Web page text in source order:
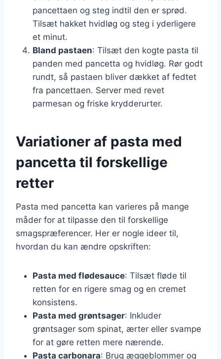
pancettaen og steg indtil den er sprød.
Tilsæt hakket hvidløg og steg i yderligere
et minut.
Bland pastaen: Tilsæt den kogte pasta til
panden med pancetta og hvidløg. Rør godt
rundt, så pastaen bliver dækket af fedtet
fra pancettaen. Server med revet
parmesan og friske krydderurter.
Variationer af pasta med
pancetta til forskellige
retter
Pasta med pancetta kan varieres på mange
måder for at tilpasse den til forskellige
smagspræferencer. Her er nogle ideer til,
hvordan du kan ændre opskriften:
Pasta med flødesauce: Tilsæt fløde til
retten for en rigere smag og en cremet
konsistens.
Pasta med grøntsager: Inkluder
grøntsager som spinat, ærter eller svampe
for at gøre retten mere nærende.
Pasta carbonara: Brug æggeblommer og